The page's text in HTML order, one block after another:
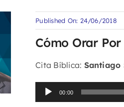
Published On: 24/06/2018
Cómo Orar
Cita Bíblica: Santiago
Reproductor
de
00:00